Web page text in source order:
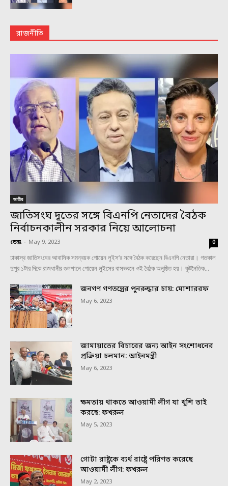
রাজনীতি
জাতীয়
জাতিসংঘ দূতের সঙ্গে বিএনপি নেতাদের বৈঠক
নির্বাচনকালীন সরকার নিয়ে আলোচনা
ডেস্ক - May 9, 2023 0
ঢাকাস্থ জাতিসংঘের আবাসিক সমন্বয়ক গোয়েন লুইস’র সঙ্গে বৈঠক করেছেন বিএনপি নেতারা। গতকাল
দুপুর ১টার দিকে রাজধানীর গুলশানে গোয়েন লুইসের বাসভবনে ওই বৈঠক অনুষ্ঠিত হয়। কূটনৈতিক...
জনগণ গণতন্ত্রের পুনরুদ্ধার চায়: মোশাররফ
May 6, 2023
জামায়াতের বিচারের জন্য আইন সংশোধনের
প্রক্রিয়া চলমান: আইনমন্ত্রী
May 6, 2023
ক্ষমতায় থাকতে আওয়ামী লীগ যা খুশি তাই
করছে: ফখরুল
May 5, 2023
গোটা রাষ্ট্রকে ব্যর্থ রাষ্ট্রে পরিণত করেছে
আওয়ামী লীগ: ফখরুল
May 2, 2023